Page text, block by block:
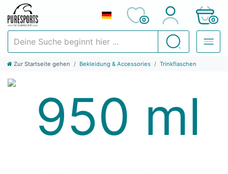
Suchen
0 0
Zur Startseite gehen Bekleidung & Accessories Trinkflaschen